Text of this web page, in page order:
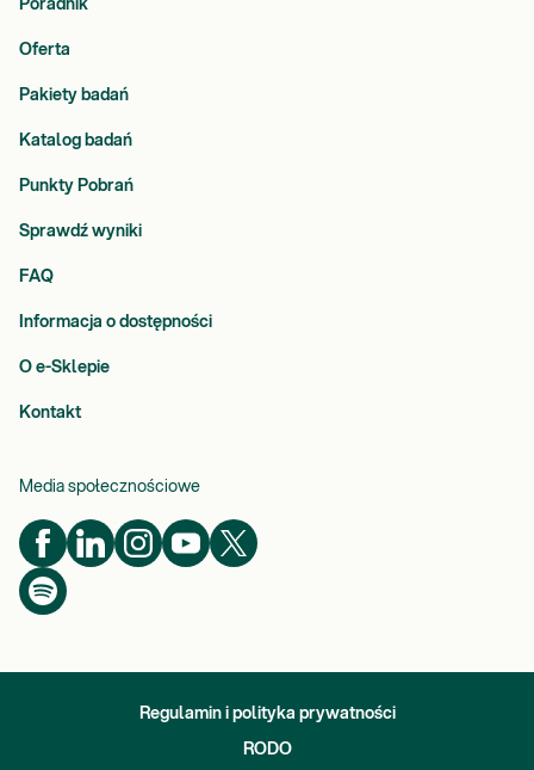
Poradnik
Oferta
Pakiety badań
Katalog badań
Punkty Pobrań
Sprawdź wyniki
FAQ
Informacja o dostępności
O e-Sklepie
Kontakt
Media społecznościowe
Regulamin i polityka prywatności
RODO